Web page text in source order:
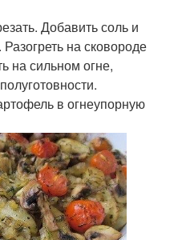
Добавить соль и
на сковороде
на сильном огне,
в огнеупорную